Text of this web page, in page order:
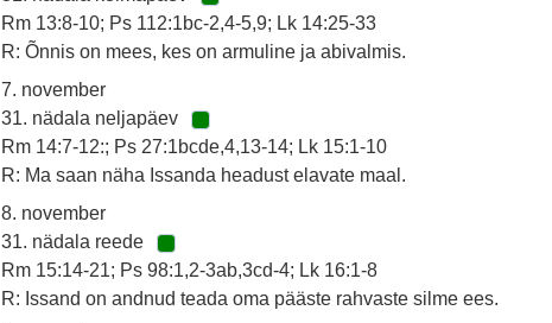
Rm 13:8-10; Ps 112:1bc-2,4-5,9; Lk 14:25-33
R: Õnnis on mees, kes on armuline ja abivalmis.
7. november
31. nädala neljapäev
Rm 14:7-12:; Ps 27:1bcde,4,13-14; Lk 15:1-10
R: Ma saan näha Issanda headust elavate maal.
8. november
31. nädala reede
Rm 15:14-21; Ps 98:1,2-3ab,3cd-4; Lk 16:1-8
R: Issand on andnud teada oma pääste rahvaste silme ees.